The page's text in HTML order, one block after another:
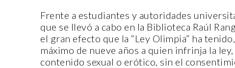
Frente a estudiantes y autoridades
que se llevó a cabo en la Biblioteca Raúl
el gran efecto que la “Ley Olimpia” ha
máximo de nueve años a quien infrinja la
contenido sexual o erótico, sin el